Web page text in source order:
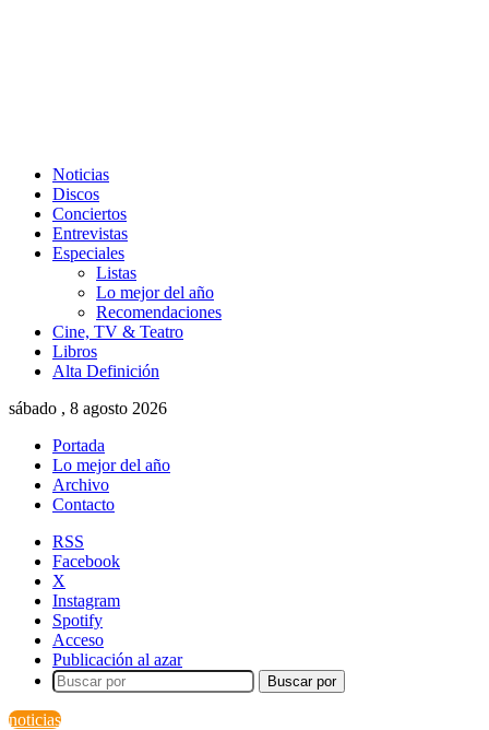
Noticias
Discos
Conciertos
Entrevistas
Especiales
Listas
Lo mejor del año
Recomendaciones
Cine, TV & Teatro
Libros
Alta Definición
sábado , 8 agosto 2026
Portada
Lo mejor del año
Archivo
Contacto
RSS
Facebook
X
Instagram
Spotify
Acceso
Publicación al azar
Buscar por
noticias